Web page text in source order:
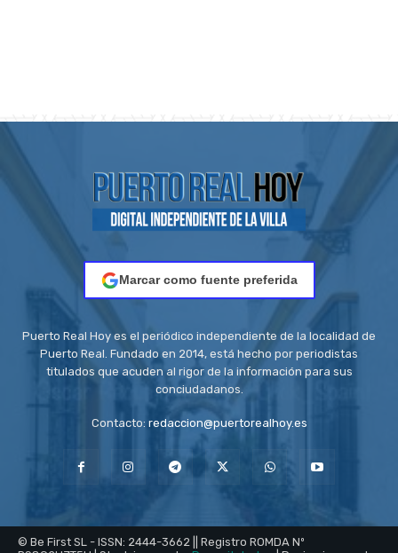
Marcar como fuente preferida
Puerto Real Hoy es el periódico independiente de la localidad de
Puerto Real. Fundado en 2014, está hecho por periodistas
titulados que acuden al rigor de la información para sus
conciudadanos.
Contacto: redaccion@puertorealhoy.es
© Be First SL - ISSN: 2444-3662 || Registro ROMDA Nº